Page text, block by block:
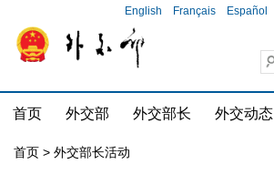
English Français Español
首页 外交部 外交部长 外交动态
首页 > 外交部长活动